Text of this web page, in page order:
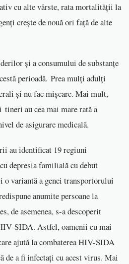
cu alte vârste, rata mortalității la
crește de nouă ori față de alte
și a consumului de substanțe
perioadă. Prea mulți adulți
și nu fac mișcare. Mai mult,
au cea mai mare rată a
de asigurare medicală.
au identificat 19 regiuni
depresia familială cu debut
variantă a genei transportorului
anumite persoane la
de asemenea, s-a descoperit
SIDA. Astfel, oamenii cu mai
ajută la combaterea HIV-SIDA
de a fi infectați cu acest virus. Mai